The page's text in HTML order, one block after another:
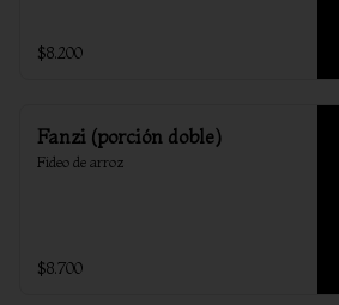
$8.200
Fanzi (porción doble)
Fideo de arroz
$8.700